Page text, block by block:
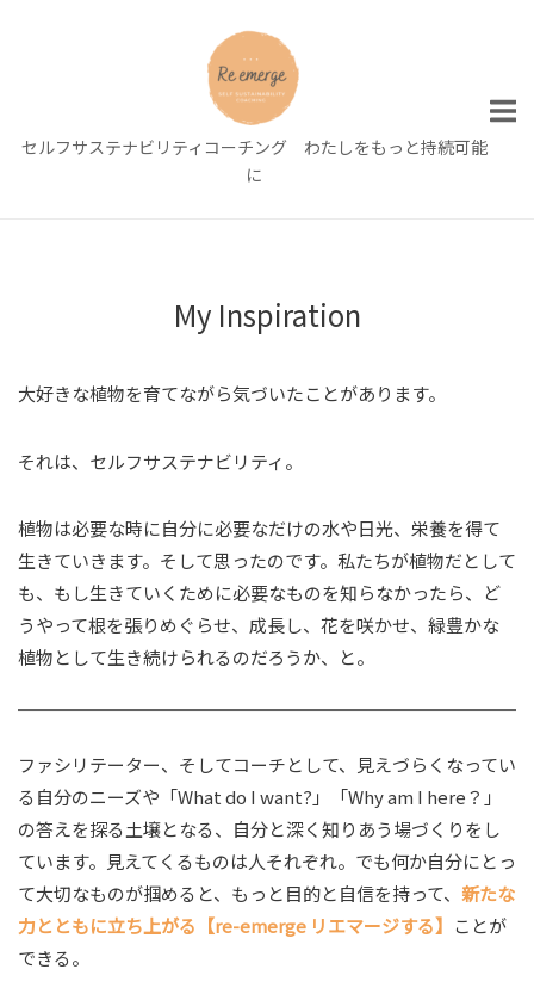
セルフサステナビリティコーチング わたしをもっと持続可能
に
My Inspiration
大好きな植物を育てながら気づいたことがあります。
それは、セルフサステナビリティ。
植物は必要な時に自分に必要なだけの水や日光、栄養を得て
生きていきます。そして思ったのです。私たちが植物だとして
も、もし生きていくために必要なものを知らなかったら、ど
うやって根を張りめぐらせ、成長し、花を咲かせ、緑豊かな
植物として生き続けられるのだろうか、と。
ファシリテーター、そしてコーチとして、見えづらくなってい
る自分のニーズや「What do I want?」「Why am I here？」
の答えを探る土壌となる、自分と深く知りあう場づくりをし
ています。見えてくるものは人それぞれ。でも何か自分にとっ
て大切なものが掴めると、もっと目的と自信を持って、 新たな
力とともに立ち上がる【re-emerge リエマージする】 ことが
できる。